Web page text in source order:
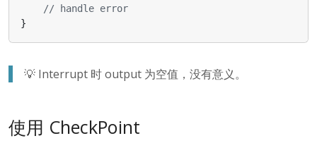
// handle error
}
💡 Interrupt 时 output 为空值，没有意义。
使用 CheckPoint